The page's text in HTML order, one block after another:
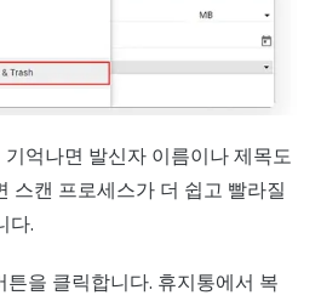
억나면 발신자 이름이나 제목도
스캔 프로세스가 더 쉽고 빨라질
다.
튼을 클릭합니다. 휴지통에서 복